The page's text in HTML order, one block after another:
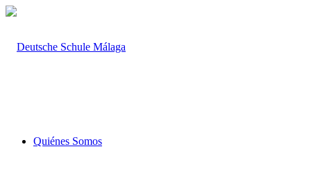
Quiénes Somos